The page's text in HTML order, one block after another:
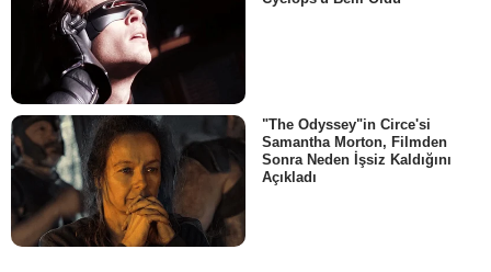
"The Odyssey"in Circe'si
Samantha Morton, Filmden
Sonra Neden İşsiz Kaldığını
Açıkladı